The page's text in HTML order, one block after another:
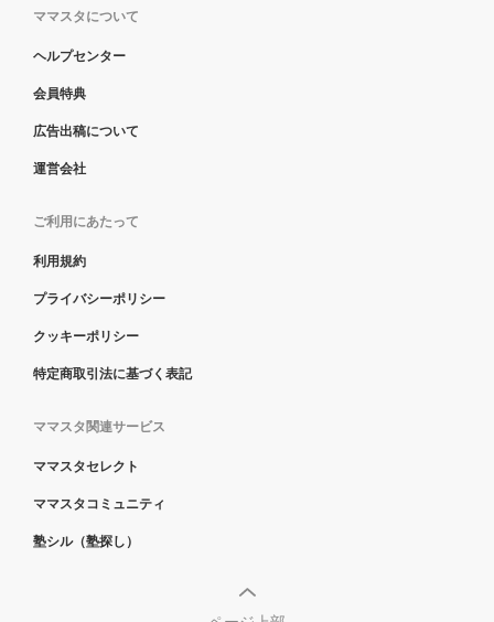
ママスタについて
ヘルプセンター
会員特典
広告出稿について
運営会社
ご利用にあたって
利用規約
プライバシーポリシー
クッキーポリシー
特定商取引法に基づく表記
ママスタ関連サービス
ママスタセレクト
ママスタコミュニティ
塾シル（塾探し）